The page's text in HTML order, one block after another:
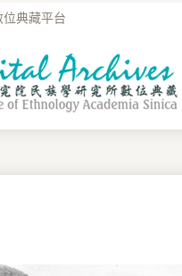
典藏平台